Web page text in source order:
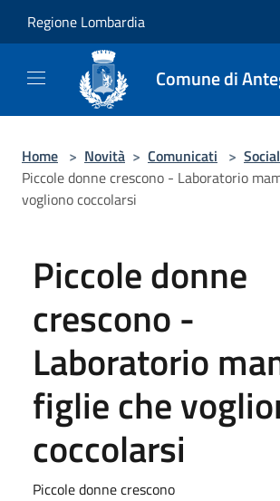
Regione Lombardia
Comune di
Home > Novità > Comunicati >
Piccole donne crescono - Laboratorio
vogliono coccolarsi
Piccole donne
crescono -
Laboratorio
figlie che
coccolarsi
Piccole donne crescono